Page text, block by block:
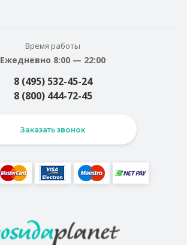
Время работы
Ежедневно 8:00 — 22:00
8 (495) 532-45-24
8 (800) 444-72-45
Заказать звонок